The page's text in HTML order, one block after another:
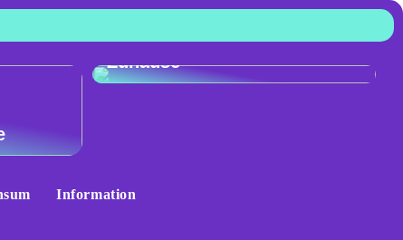
Skandinavisches Flair für Ihr
Zuhause
Information